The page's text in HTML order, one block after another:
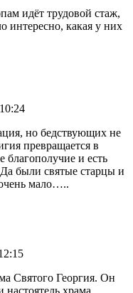
идёт трудовой стаж,
интересно, какая у них
но бедствующих не
превращается в
благополучие и есть
были святые старцы и
мало…..
Святого Георгия. Он
храма